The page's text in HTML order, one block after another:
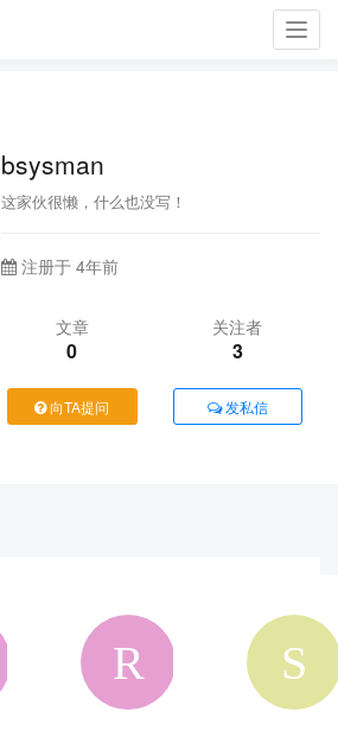
bsysman
这家伙很懒，什么也没写！
注册于 4年前
文章
0
关注者
3
向TA提问 发私信